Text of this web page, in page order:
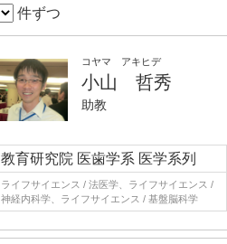
件ずつ
コヤマ アキヒデ
小山 哲秀
助教
教育研究院 医歯学系 医学系列
ライフサイエンス / 法医学、ライフサイエンス /
神経内科学、ライフサイエンス / 基盤脳科学